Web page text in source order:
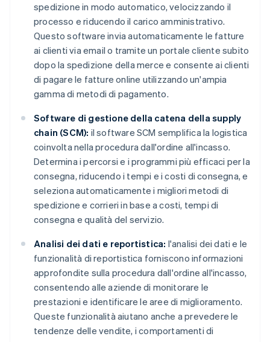
spedizione in modo automatico, velocizzando il
processo e riducendo il carico amministrativo.
Questo software invia automaticamente le fatture
ai clienti via email o tramite un portale cliente subito
dopo la spedizione della merce e consente ai clienti
di pagare le fatture online utilizzando un'ampia
gamma di metodi di pagamento.
Software di gestione della catena della supply
chain (SCM): il software SCM semplifica la logistica
coinvolta nella procedura dall'ordine all'incasso.
Determina i percorsi e i programmi più efficaci per la
consegna, riducendo i tempi e i costi di consegna, e
seleziona automaticamente i migliori metodi di
spedizione e corrieri in base a costi, tempi di
consegna e qualità del servizio.
Analisi dei dati e reportistica: l'analisi dei dati e le
funzionalità di reportistica forniscono informazioni
approfondite sulla procedura dall'ordine all'incasso,
consentendo alle aziende di monitorare le
prestazioni e identificare le aree di miglioramento.
Queste funzionalità aiutano anche a prevedere le
tendenze delle vendite, i comportamenti di